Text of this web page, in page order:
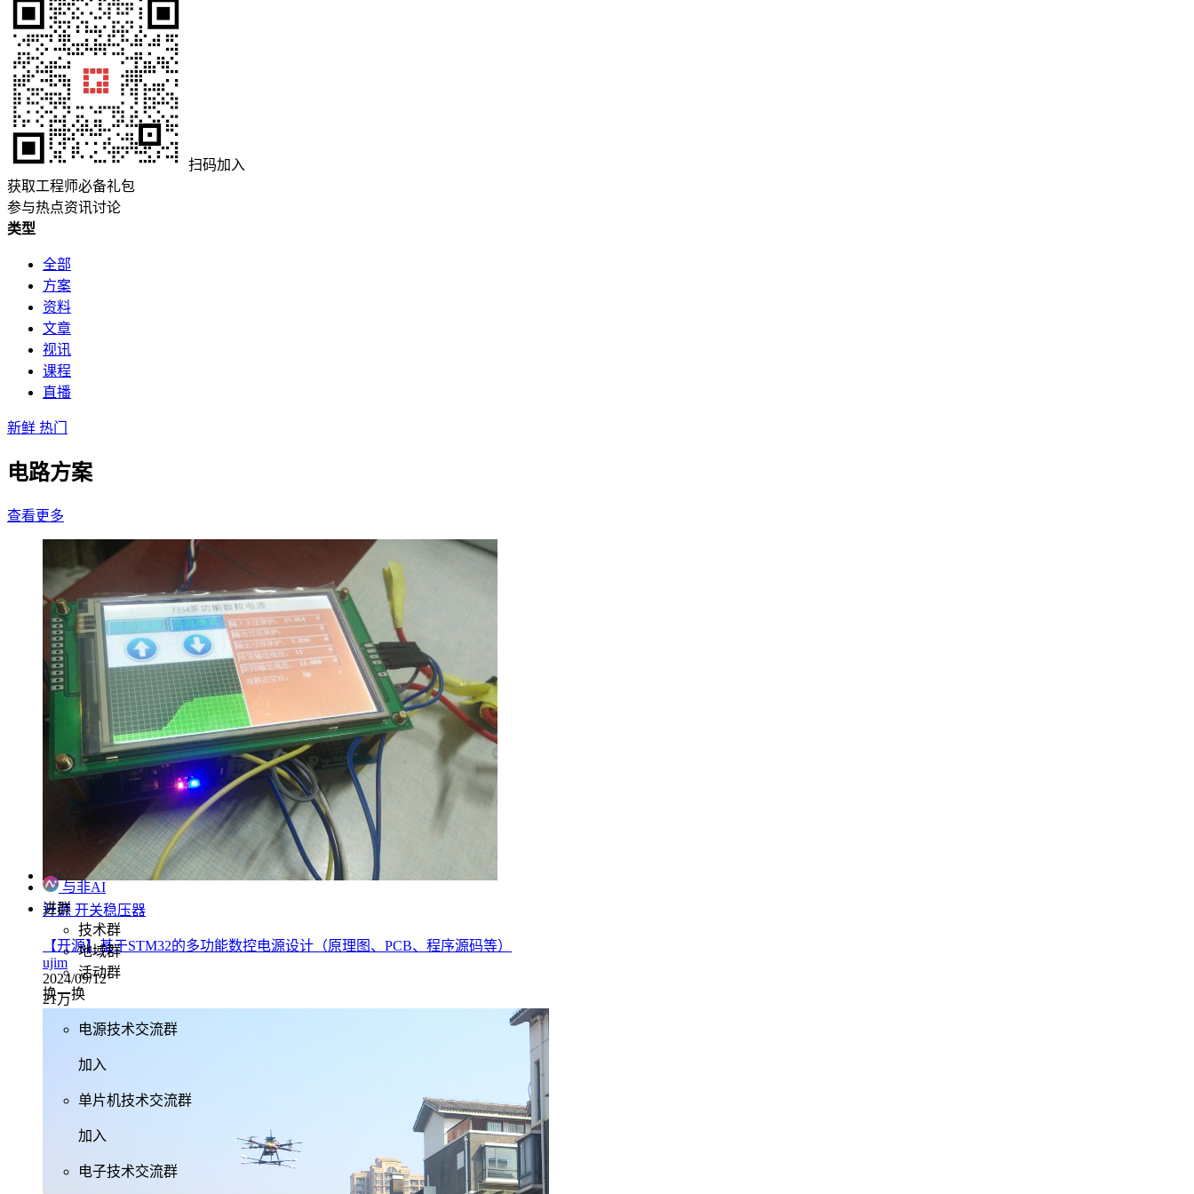
扫码加入
获取工程师必备礼包
参与热点资讯讨论
类型
全部
方案
资料
文章
视讯
课程
直播
新鲜 热门
电路方案
查看更多
开源 开关稳压器
【开源】基于STM32的多功能数控电源设计（原理图、PCB、程序源码等）
ujim
2024/09/12
21万
与非AI
进群
技术群
地域群
活动群
换一换
电源技术交流群
加入
单片机技术交流群
加入
电子技术交流群